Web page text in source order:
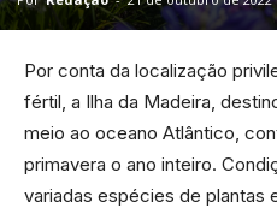
Por conta da localização
fértil, a Ilha da Madeira,
meio ao oceano Atlântico,
primavera o ano inteiro.
variadas espécies de plantas